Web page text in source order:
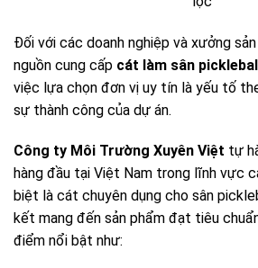
Đối với các doanh nghiệp và xưởng
nguồn cung cấp cát làm sân
việc lựa chọn đơn vị uy tín là yếu tố
sự thành công của dự án.
Công ty Môi Trường Xuyên Việt tự
hàng đầu tại Việt Nam trong lĩnh vực
biệt là cát chuyên dụng cho sân
kết mang đến sản phẩm đạt tiêu
điểm nổi bật như: